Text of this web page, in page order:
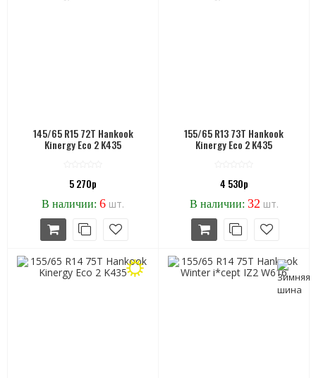
145/65 R15 72T Hankook
Kinergy Eco 2 K435
5 270р
В наличии: 6 шт.
155/65 R13 73T Hankook
Kinergy Eco 2 K435
4 530р
В наличии: 32 шт.